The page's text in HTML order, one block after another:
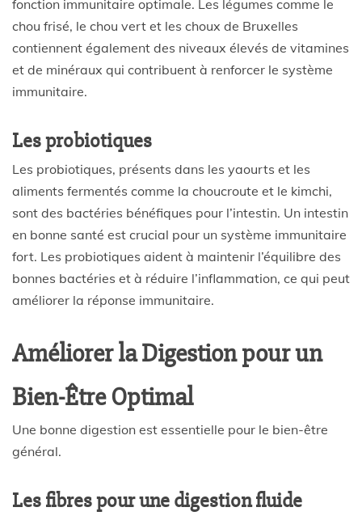
fonction immunitaire optimale. Les légumes comme le
chou frisé, le chou vert et les choux de Bruxelles
contiennent également des niveaux élevés de vitamines
et de minéraux qui contribuent à renforcer le système
immunitaire.
Les probiotiques
Les probiotiques, présents dans les yaourts et les
aliments fermentés comme la choucroute et le kimchi,
sont des bactéries bénéfiques pour l’intestin. Un intestin
en bonne santé est crucial pour un système immunitaire
fort. Les probiotiques aident à maintenir l’équilibre des
bonnes bactéries et à réduire l’inflammation, ce qui peut
améliorer la réponse immunitaire.
Améliorer la Digestion pour un
Bien-Être Optimal
Une bonne digestion est essentielle pour le bien-être
général.
Les fibres pour une digestion fluide